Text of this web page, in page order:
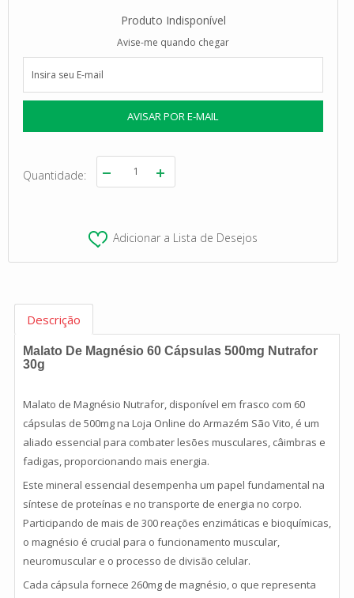
Produto Indisponível
Avise-me quando chegar
Quantidade
Adicionar a Lista de Desejos
Descrição
Malato De Magnésio 60 Cápsulas 500mg Nutrafor
30g
Malato de Magnésio Nutrafor, disponível em frasco com 60
cápsulas de 500mg na Loja Online do Armazém São Vito, é um
aliado essencial para combater lesões musculares, câimbras e
fadigas, proporcionando mais energia.
Este mineral essencial desempenha um papel fundamental na
síntese de proteínas e no transporte de energia no corpo.
Participando de mais de 300 reações enzimáticas e bioquímicas,
o magnésio é crucial para o funcionamento muscular,
neuromuscular e o processo de divisão celular.
Cada cápsula fornece 260mg de magnésio, o que representa